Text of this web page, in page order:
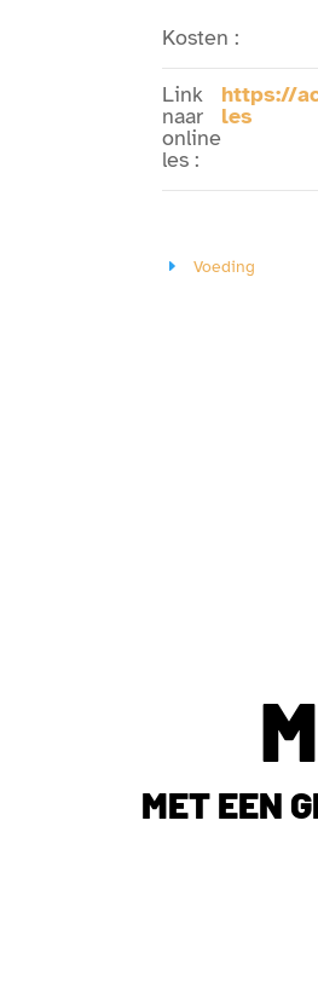
Kosten :
Link
naar
online
les :
https://
les
Voeding
MET EEN